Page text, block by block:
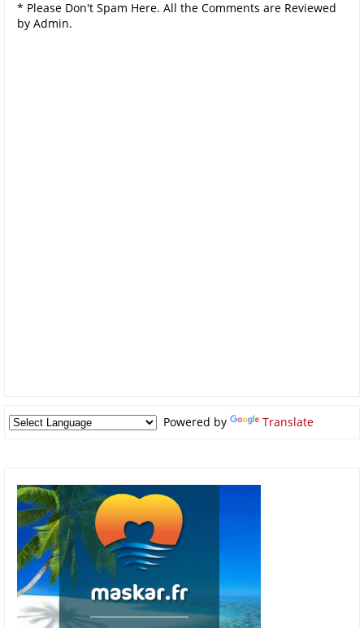
* Please Don't Spam Here. All the Comments are Reviewed
by Admin.
Powered by Translate